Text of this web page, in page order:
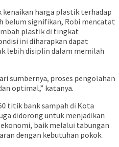
kenaikan harga plastik terhadap
belum signifikan, Robi mencatat
plastik di tingkat
ini diharapkan dapat
lebih disiplin dalam memilah
sumbernya, proses pengolahan
optimal,” katanya.
titik bank sampah di Kota
didorong untuk menjadikan
baik melalui tabungan
dengan kebutuhan pokok.